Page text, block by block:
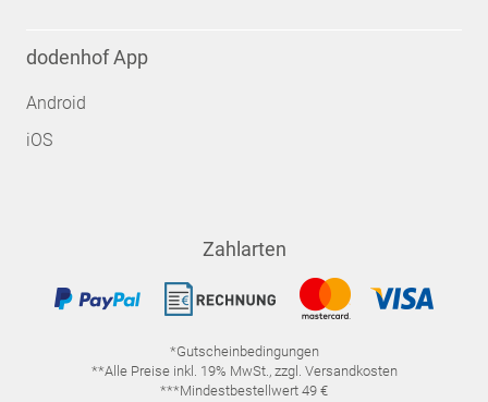
dodenhof App
Android
iOS
Zahlarten
*Gutscheinbedingungen
**Alle Preise inkl. 19% MwSt., zzgl. Versandkosten
***Mindestbestellwert 49 €